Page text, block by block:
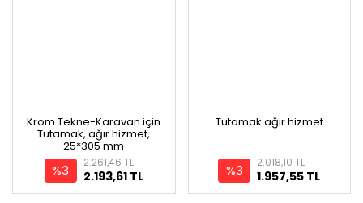
Krom Tekne-Karavan için
Tutamak, ağır hizmet,
25*305 mm
%3 2.193,61 TL
2.261,46 TL
Tutamak ağır hizmet
%3 1.957,55 TL
2.018,10 TL